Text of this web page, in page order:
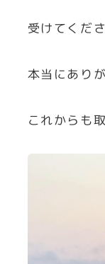
受けてくだ
本当にあり
これからも